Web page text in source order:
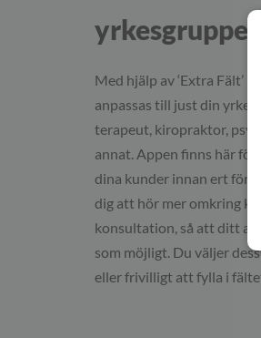
yrkesgrupper
Med hjälp av ‘Extra Fält’
anpassas till just din
terapeut, kiropraktor,
annat. Appen finns här
dina kunder innan ert
dig att hör mer omkring
konsultation, så att ditt
som möjligt. Du väljer
eller frivilligt att fylla i